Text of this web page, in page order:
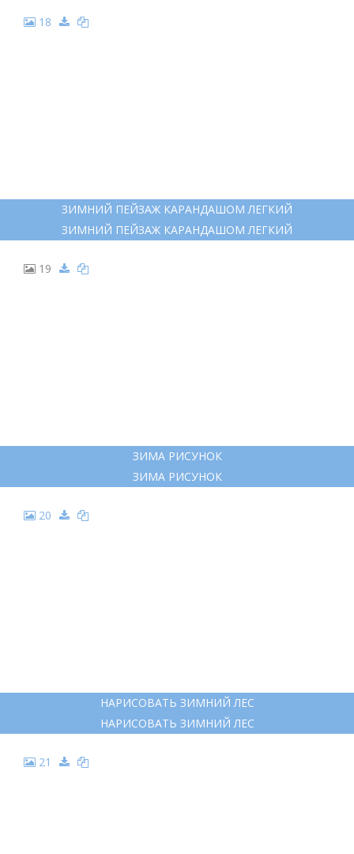
18
ЗИМНИЙ ПЕЙЗАЖ КАРАНДАШОМ ЛЕГКИЙ
ЗИМНИЙ ПЕЙЗАЖ КАРАНДАШОМ ЛЕГКИЙ
19
ЗИМА РИСУНОК
ЗИМА РИСУНОК
20
НАРИСОВАТЬ ЗИМНИЙ ЛЕС
НАРИСОВАТЬ ЗИМНИЙ ЛЕС
21